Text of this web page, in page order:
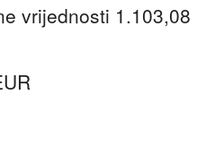
vrijednosti 1.103,08